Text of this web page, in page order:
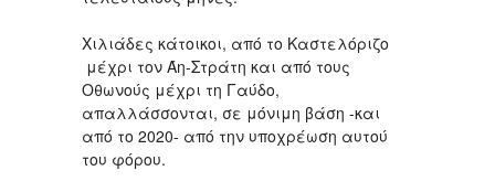
Χιλιάδες κάτοικοι, από το Καστελόριζο
μέχρι τον Άη-Στράτη και από τους
Οθωνούς μέχρι τη Γαύδο,
απαλλάσσονται, σε μόνιμη βάση -και
από το 2020- από την υποχρέωση αυτού
του φόρου.